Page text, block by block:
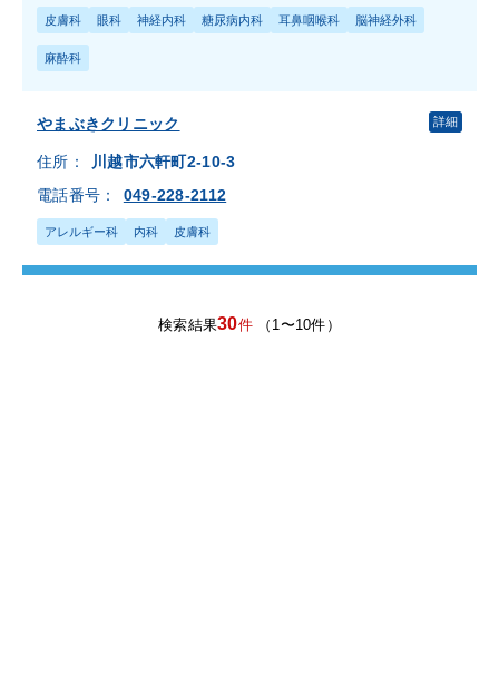
皮膚科 眼科 神経内科 糖尿病内科 耳鼻咽喉科 脳神経外科
麻酔科
やまぶきクリニック
住所：
川越市六軒町2-10-3
電話番号：
049-228-2112
詳細
アレルギー科 内科 皮膚科
検索結果30件（1〜10件）